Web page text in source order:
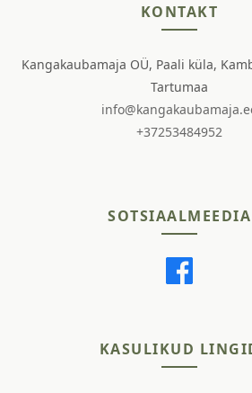
KONTAKT
Kangakaubamaja OÜ, Paali küla,
Tartumaa
+37253484952
SOTSIAALMEEDIA
KASULIKUD